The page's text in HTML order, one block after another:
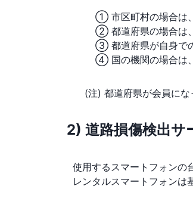
① 市区町村の場合は、
② 都道府県の場合は、
③ 都道府県が自身での
④ 国の機関の場合は、
(注) 都道府県が会員にな
2) 道路損傷検出サ
使用するスマートフォンの
レンタルスマートフォンは